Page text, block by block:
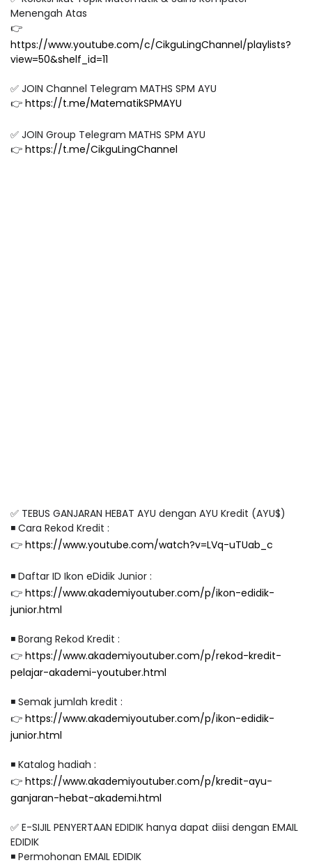
Menengah Atas
👉
https://www.youtube.com/c/CikguLingChannel/playlists?
view=50&shelf_id=11
✅ JOIN Channel Telegram MATHS SPM AYU
👉 https://t.me/MatematikSPMAYU
✅ JOIN Group Telegram MATHS SPM AYU
👉 https://t.me/CikguLingChannel
✅ TEBUS GANJARAN HEBAT AYU dengan AYU Kredit (AYU$)
◾️ Cara Rekod Kredit :
👉 https://www.youtube.com/watch?v=LVq-uTUab_c
◾️ Daftar ID Ikon eDidik Junior :
👉 https://www.akademiyoutuber.com/p/ikon-edidik-
junior.html
◾️ Borang Rekod Kredit :
👉 https://www.akademiyoutuber.com/p/rekod-kredit-
pelajar-akademi-youtuber.html
◾️ Semak jumlah kredit :
👉 https://www.akademiyoutuber.com/p/ikon-edidik-
junior.html
◾️ Katalog hadiah :
👉 https://www.akademiyoutuber.com/p/kredit-ayu-
ganjaran-hebat-akademi.html
✅ E-SIJIL PENYERTAAN EDIDIK hanya dapat diisi dengan EMAIL
EDIDIK
◾️ Permohonan EMAIL EDIDIK